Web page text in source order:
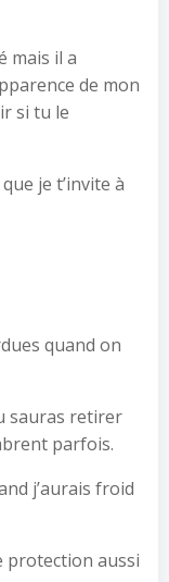
mais il a
de mon
si tu le
je t’invite à
quand on
sauras retirer
parfois.
j’aurais froid
protection aussi